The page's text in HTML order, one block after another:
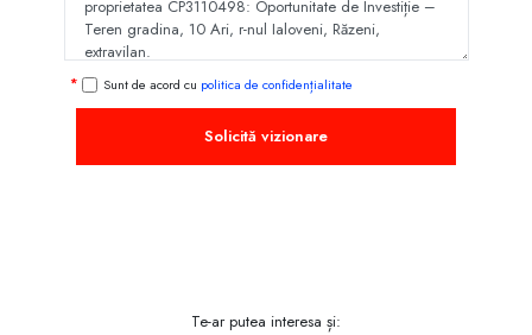
Sunt de acord cu politica de confidențialitate
Solicită vizionare
Te-ar putea interesa și: